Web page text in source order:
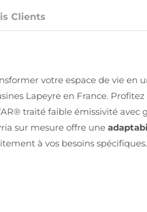
Clients
votre espace de vie
Lapeyre en France.
traité faible émissivité
sur mesure offre une
à vos besoins